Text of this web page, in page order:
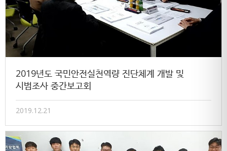
2019년도 국민안전실천역량 진단체계 개발 및
시범조사 중간보고회
2019.12.21